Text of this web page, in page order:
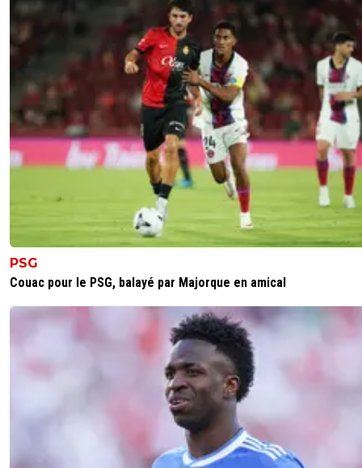
PSG
Couac pour le PSG, balayé par Majorque en amical